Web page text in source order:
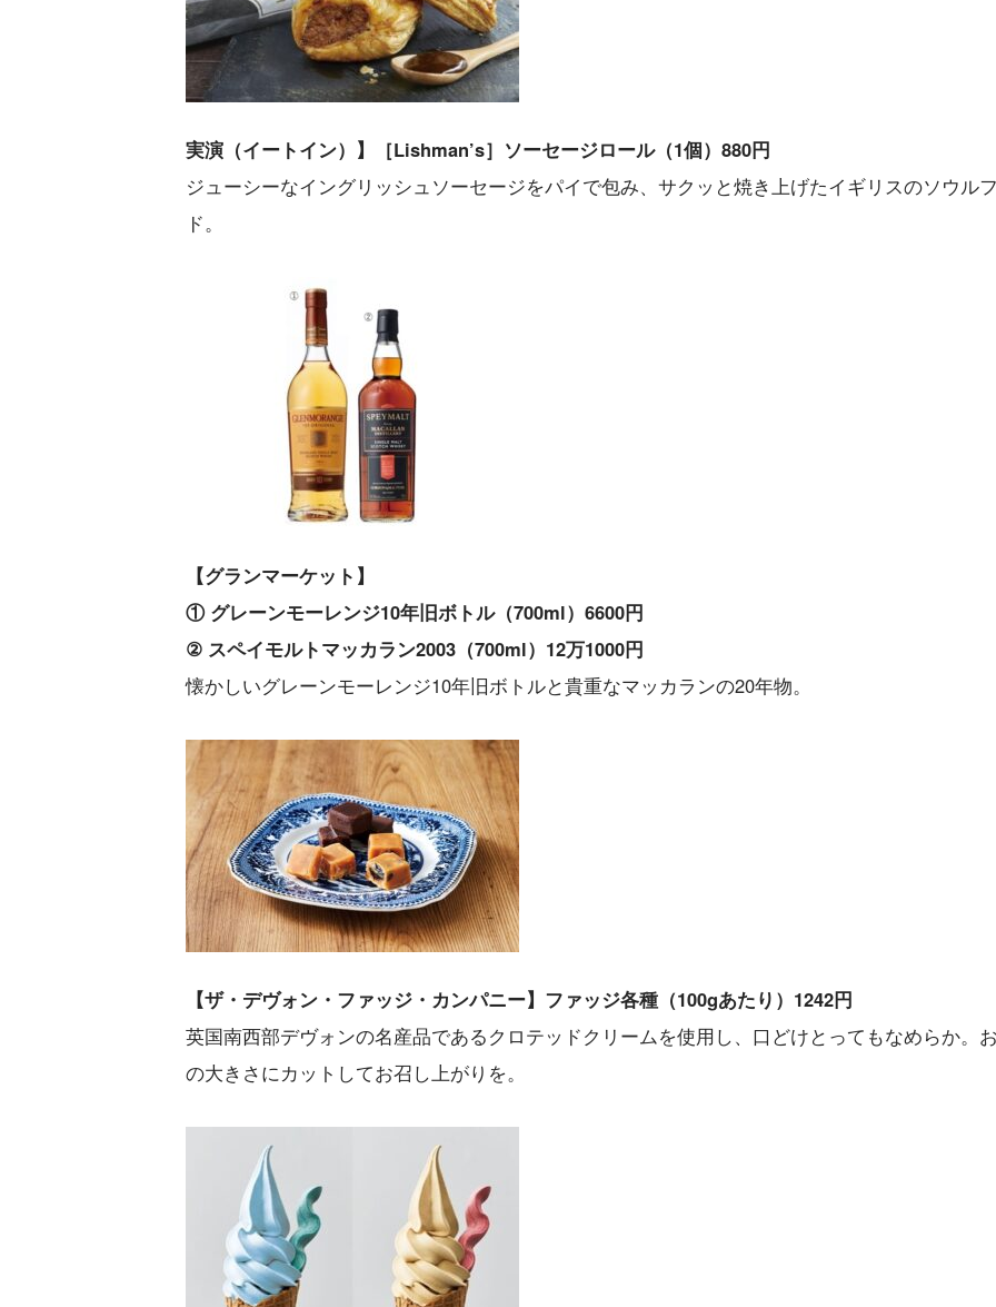
実演（イートイン）】［Lishman’s］ソーセージロール（1個）880円
ジューシーなイングリッシュソーセージをパイで包み、サクッと焼き上げたイギリスのソウル
ド。
【グランマーケット】
① グレーンモーレンジ10年旧ボトル（700ml）6600円
② スペイモルトマッカラン2003（700ml）12万1000円
懐かしいグレーンモーレンジ10年旧ボトルと貴重なマッカランの20年物。
【ザ・デヴォン・ファッジ・カンパニー】ファッジ各種（100gあたり）1242円
英国南西部デヴォンの名産品であるクロテッドクリームを使用し、口どけとってもなめらか。
の大きさにカットしてお召し上がりを。